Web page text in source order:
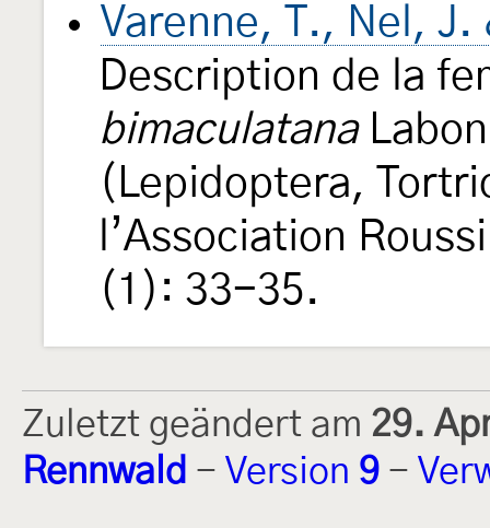
Varenne, T., Nel,
Description de la
bimaculatana
(Lepidoptera,
l’Association
(1): 33-35.
Zuletzt geändert am 29.
Rennwald - Version 9 -